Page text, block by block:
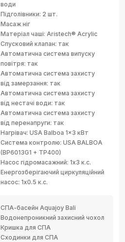
води
Підголівники: 2 шт.
Масаж ніг
Матеріал чаші: Aristech® Acrylic
Спусковий клапан: так
Автоматична система випуску
повітря: так
Автоматична система захисту
від замерзання: так
Автоматична система захисту
від нестачі води: так
Автоматична система захисту
від перенапруги: так
Нагрівач: USA Balboa 1x3 кВт
Система контролю: USA BALBOA
(BP6013G1 + TP400)
Насос гідромасажний: 1x3 к.с.
Енергозберігаючий циркуляційний
насос: 1x0.5 к.с.
СПА-басейн Aquajoy Bali
Водонепроникний захисний чохол
Кришка для СПА
Сходинки для СПА